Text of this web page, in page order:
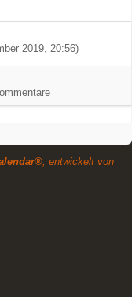
2019, 20:56)
, entwickelt von